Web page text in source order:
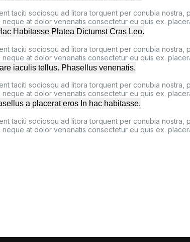
taciti sociosqu ad litora torquent per conubia nostra,
neque at dolor venenatis consectetur eu quis ex.
Habitasse Platea Dictumst Cras Leo.
taciti sociosqu ad litora torquent per conubia nostra,
neque at dolor venenatis consectetur eu quis ex.
iaculis tellus. Phasellus venenatis.
taciti sociosqu ad litora torquent per conubia nostra,
neque at dolor venenatis consectetur eu quis ex.
a placerat eros In hac habitasse.
taciti sociosqu ad litora torquent per conubia nostra,
neque at dolor venenatis consectetur eu quis ex.